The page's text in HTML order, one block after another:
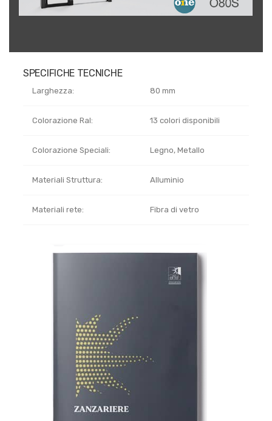
SPECIFICHE TECNICHE
Larghezza: 80 mm
Colorazione Ral: 13 colori disponibili
Colorazione Speciali: Legno, Metallo
Materiali Struttura: Alluminio
Materiali rete: Fibra di vetro